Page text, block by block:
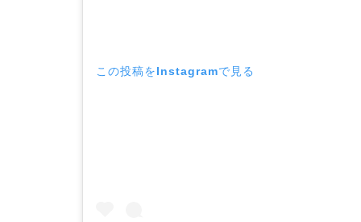
この投稿をInstagramで見る